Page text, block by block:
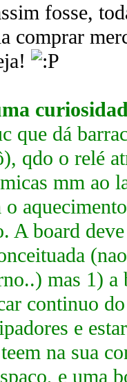
fosse,
comprar
que dá
qdo o relé
mm ao
o
A board
mas 1) a
continuo
e
na sua
e uma